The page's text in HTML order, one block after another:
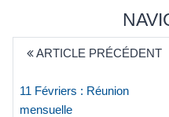
ARTICLE PRÉCÉDENT
11 Févriers : Réunion
mensuelle